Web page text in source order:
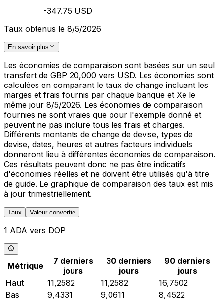
-347.75 USD
Taux obtenus le 8/5/2026
En savoir plus
Les économies de comparaison sont basées sur un seul
transfert de GBP 20,000 vers USD. Les économies sont
calculées en comparant le taux de change incluant les
marges et frais fournis par chaque banque et Xe le
même jour 8/5/2026. Les économies de comparaison
fournies ne sont vraies que pour l'exemple donné et
peuvent ne pas inclure tous les frais et charges.
Différents montants de change de devise, types de
devise, dates, heures et autres facteurs individuels
donneront lieu à différentes économies de comparaison.
Ces résultats peuvent donc ne pas être indicatifs
d'économies réelles et ne doivent être utilisés qu'à titre
de guide. Le graphique de comparaison des taux est mis
à jour trimestriellement.
Taux Valeur convertie
1 ADA vers DOP
Métrique
7 derniers
jours
30 derniers
jours
90 derniers
jours
Haut
11,2582 11,2582
16,7502
Bas
9,4331 9,0611
8,4522